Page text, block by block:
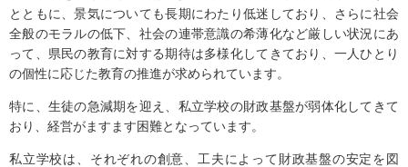
とともに、景気についても長期にわたり低迷しており、さらに社会
全般のモラルの低下、社会の連帯意識の希薄化など厳しい状況にあ
って、県民の教育に対する期待は多様化してきており、一人ひとり
の個性に応じた教育の推進が求められています。
特に、生徒の急減期を迎え、私立学校の財政基盤が弱体化してきて
おり、経営がますます困難となっています。
私立学校は、それぞれの創意、工夫によって財政基盤の安定を図